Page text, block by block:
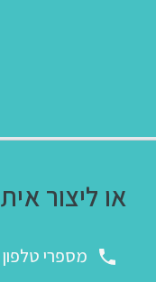
או ליצור
מספרי טלפון